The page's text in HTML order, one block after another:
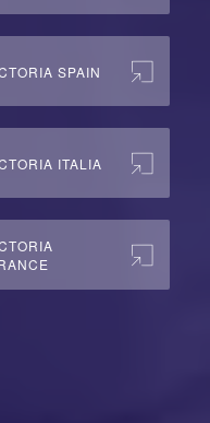
SPAIN
ITALIA